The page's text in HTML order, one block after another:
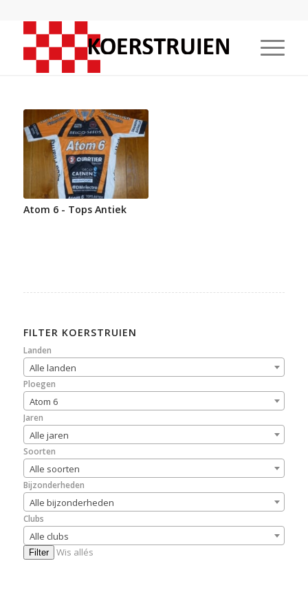
Atom 6 - Tops Antiek
FILTER KOERSTRUIEN
Landen
Alle landen
Ploegen
Atom 6
Jaren
Alle jaren
Soorten
Alle soorten
Bijzonderheden
Alle bijzonderheden
Clubs
Alle clubs
Filter Wis allés